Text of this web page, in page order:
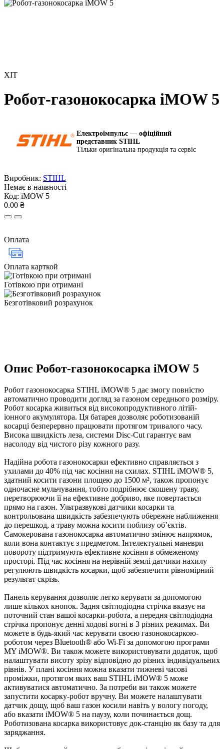
ХІТ
Робот-газонокосарка iMOW 5
Електроімпульс — офіційний
представник STIHL
Тільки оригінальна продукція та сервіс
Виробник: STIHL
Немає в наявності
Код: iMOW 5
0.00 ₴
Оплата
Оплата карткой
Готівкою при отримані
Безготівковий розрахунок
Опис Робот-газонокосарка iMOW 5
Робот газонокосарка STIHL iMOW® 5 дає змогу повністю
автоматично проводити догляд за газоном середнього розміру.
Робот косарка живиться від високопродуктивного літій-
іонного акумулятора. Ця батарея дозволяє роботизованій
косарці безперервно працювати протягом тривалого часу.
Висока швидкість леза, системи Disc-Cut гарантує вам
насолоду від чистого різу кожного разу.
Надійна робота газонокосарки ефективно справляється з
ухилами до 40% під час косіння на схилах. STIHL iMOW® 5,
здатний косити газони площею до 1500 м², також пропонує
одночасне мульчування, тобто подрібнює скошену траву,
перетворюючи її на ефективне добриво, яке повертається
прямо на газон. Ультразвукові датчики косарки та
контрольована швидкість забезпечують обережне наближення
до перешкод, а траву можна косити поблизу об’єктів.
Самокерована газонокосарка автоматично змінює напрямок,
коли вона контактує з предметом. Інтелектуальні маневри
повороту підтримують ефективне косіння в обмеженому
просторі. Під час косіння на нерівній землі датчики нахилу
регулюють швидкість косарки, щоб забезпечити рівномірний
результат скрізь.
Панель керування дозволяє легко керувати за допомогою
лише кількох кнопок. Задня світлодіодна стрічка вказує на
поточний стан вашої косарки-робота, а передня світлодіодна
стрічка пропонує денні ходові вогні в 3 різних режимах. Ви
можете в будь-який час керувати своєю газонокосаркою-
роботом через Bluetooth® або Wi-Fi за допомогою програми
MY iMOW®. Ви також можете використовувати додаток, щоб
налаштувати висоту зрізу відповідно до різних індивідуальних
рівнів. У плані косіння можна вказати тижневі часові
проміжки, протягом яких ваш STIHL iMOW® 5 може
активуватися автоматично. За потреби ви також можете
запустити косарку-робот вручну. Ви можете налаштувати
датчик дощу, щоб ваш газон косили навіть у вологу погоду,
або вказати iMOW® 5 на паузу, коли починається дощ.
Роботизована косарка використовує док-станцію як базу та для
заряджання.